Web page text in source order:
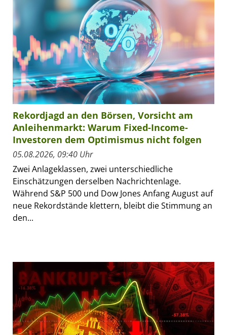
Rekordjagd an den Börsen, Vorsicht am
Anleihenmarkt: Warum Fixed-Income-
Investoren dem Optimismus nicht folgen
05.08.2026, 09:40 Uhr
Zwei Anlageklassen, zwei unterschiedliche
Einschätzungen derselben Nachrichtenlage.
Während S&P 500 und Dow Jones Anfang August auf
neue Rekordstände klettern, bleibt die Stimmung an
den...